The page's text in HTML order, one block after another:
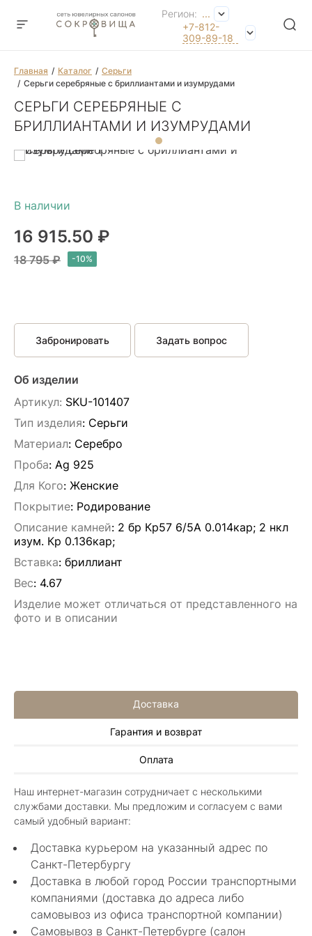
Регион: ...
+7-812-
309-89-18
Главная Каталог
Серьги
Серьги серебряные с бриллиантами и изумрудами
СЕРЬГИ СЕРЕБРЯНЫЕ С
БРИЛЛИАНТАМИ И ИЗУМРУДАМИ
16 915.50 ₽
18 795 ₽
Забронировать Задать вопрос
Об изделии
Артикул: SKU-101407
Тип изделия: Серьги
Материал: Серебро
Проба: Ag 925
Для Кого: Женские
Покрытие: Родирование
Описание камней: 2 бр Кр57 6/5А 0.014кар; 2 нкл
изум. Кр 0.136кар;
Вставка: бриллиант
Вес: 4.67
Изделие может отличаться от представленного на
фото и в описании
Доставка
Гарантия и возврат
Оплата
Наш интернет-магазин сотрудничает с несколькими
службами доставки. Мы предложим и согласуем с вами
самый удобный вариант:
Доставка курьером на указанный адрес по
Санкт-Петербургу
Доставка в любой город России транспортными
компаниями (доставка до адреса либо
самовывоз из офиса транспортной компании)
Самовывоз в Санкт-Петербурге (салон
Алла Майорова
Классные изделия, оригинальные не похожие
в других магазинах. Сотрудники очень
грамотные специалисты в своем деле помогли
с выбором.
Показать полностью
Нелли Г.
4 мая 2025